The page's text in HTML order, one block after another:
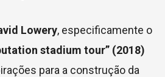
Lowery, especificamente o
stadium tour” (2018)
para a construção da